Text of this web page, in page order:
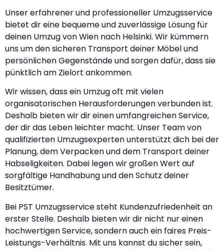
Unser erfahrener und professioneller Umzugsservice
bietet dir eine bequeme und zuverlässige Lösung für
deinen Umzug von Wien nach Helsinki. Wir kümmern
uns um den sicheren Transport deiner Möbel und
persönlichen Gegenstände und sorgen dafür, dass sie
pünktlich am Zielort ankommen.
Wir wissen, dass ein Umzug oft mit vielen
organisatorischen Herausforderungen verbunden ist.
Deshalb bieten wir dir einen umfangreichen Service,
der dir das Leben leichter macht. Unser Team von
qualifizierten Umzugsexperten unterstützt dich bei der
Planung, dem Verpacken und dem Transport deiner
Habseligkeiten. Dabei legen wir großen Wert auf
sorgfältige Handhabung und den Schutz deiner
Besitztümer.
Bei PST Umzugsservice steht Kundenzufriedenheit an
erster Stelle. Deshalb bieten wir dir nicht nur einen
hochwertigen Service, sondern auch ein faires Preis-
Leistungs-Verhältnis. Mit uns kannst du sicher sein,